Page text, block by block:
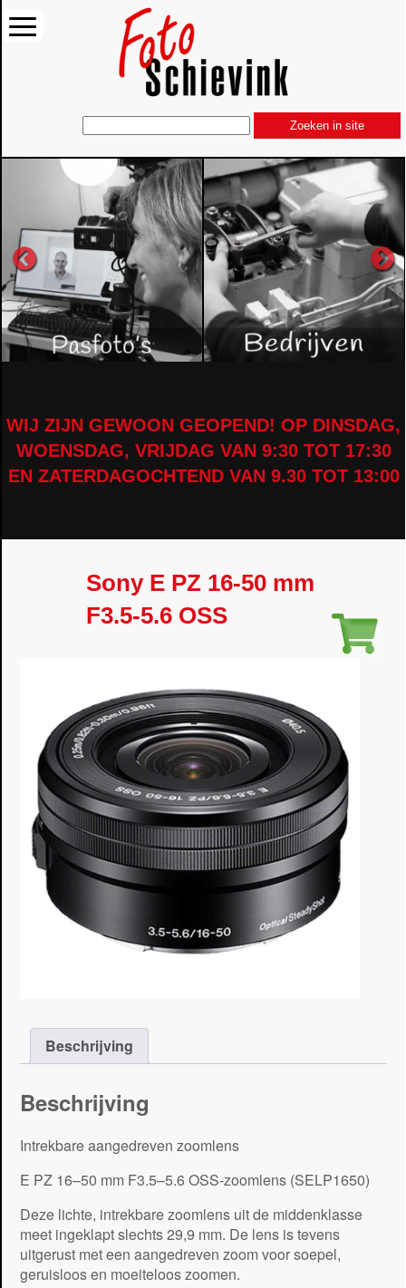
Zoeken in site
WIJ ZIJN GEWOON GEOPEND! OP DINSDAG,
WOENSDAG, VRIJDAG VAN 9:30 TOT 17:30
EN ZATERDAGOCHTEND VAN 9.30 TOT 13:00
Sony E PZ 16-50 mm
F3.5-5.6 OSS
Beschrijving
Beschrijving
Intrekbare aangedreven zoomlens
E PZ 16–50 mm F3.5–5.6 OSS-zoomlens (SELP1650)
Deze lichte, intrekbare zoomlens uit de middenklasse
meet ingeklapt slechts 29,9 mm. De lens is tevens
uitgerust met een aangedreven zoom voor soepel,
geruisloos en moeiteloos zoomen.